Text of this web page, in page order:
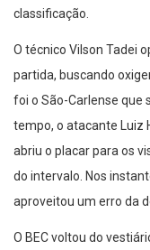
classificação.
O técnico Vilson Tadei
partida, buscando
foi o São-Carlense que
tempo, o atacante Luiz
abriu o placar para os
do intervalo. Nos
aproveitou um erro da
O BEC voltou do